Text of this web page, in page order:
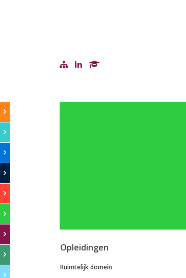
Opleidingen
Ruimtelijk domein